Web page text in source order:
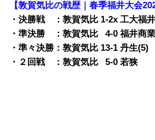
【敦賀気比の戦歴｜春季福井大会
・決勝戦 ：敦賀気比 1-2x 工大福井
・準決勝 ：敦賀気比
04-0 福井商業
・準々決勝：敦賀気比 13-1 丹生(5)
・２回戦 ：敦賀気比
05-0 若狭